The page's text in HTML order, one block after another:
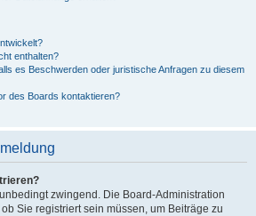
enthalten?
es Beschwerden oder juristische Anfragen zu diesem
des Boards kontaktieren?
zwingend. Die Board-Administration
Sie registriert sein müssen, um Beiträge zu